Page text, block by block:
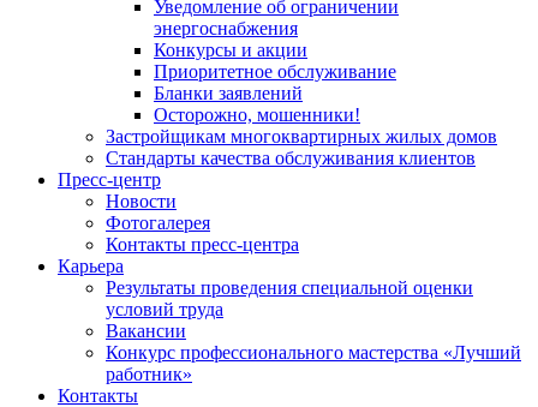
Уведомление об ограничении
энергоснабжения
Конкурсы и акции
Приоритетное обслуживание
Бланки заявлений
Осторожно, мошенники!
Застройщикам многоквартирных жилых домов
Стандарты качества обслуживания клиентов
Пресс-центр
Новости
Фотогалерея
Контакты пресс-центра
Карьера
Результаты проведения специальной оценки
условий труда
Вакансии
Конкурс профессионального мастерства «Лучший
работник»
Контакты